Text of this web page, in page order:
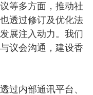
等多方面，推动社
透过修订及优化法
展注入动力。我们
议会沟通，建设香
内部通讯平台、